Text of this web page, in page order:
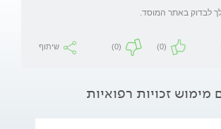
(0)
(0) שיתוף
מימוש זכויות רפואיות